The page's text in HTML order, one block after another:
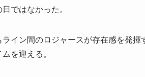
ではなかった。
イン間のロジャースが存在感を発揮
を迎える。